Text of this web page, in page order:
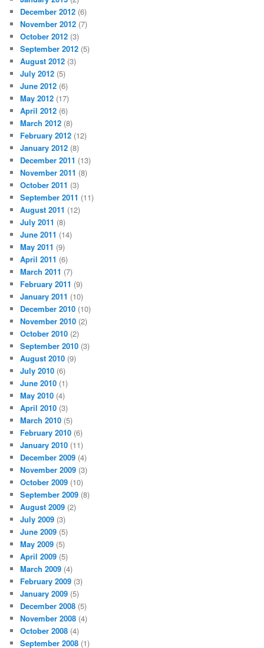
December 2012 (6)
November 2012 (7)
October 2012 (3)
September 2012 (5)
August 2012 (3)
July 2012 (5)
June 2012 (6)
May 2012 (17)
April 2012 (6)
March 2012 (8)
February 2012 (12)
January 2012 (8)
December 2011 (13)
November 2011 (8)
October 2011 (3)
September 2011 (11)
August 2011 (12)
July 2011 (8)
June 2011 (14)
May 2011 (9)
April 2011 (6)
March 2011 (7)
February 2011 (9)
January 2011 (10)
December 2010 (10)
November 2010 (2)
October 2010 (2)
September 2010 (3)
August 2010 (9)
July 2010 (6)
June 2010 (1)
May 2010 (4)
April 2010 (3)
March 2010 (5)
February 2010 (6)
January 2010 (11)
December 2009 (4)
November 2009 (3)
October 2009 (10)
September 2009 (8)
August 2009 (2)
July 2009 (3)
June 2009 (5)
May 2009 (5)
April 2009 (5)
March 2009 (4)
February 2009 (3)
January 2009 (5)
December 2008 (5)
November 2008 (4)
October 2008 (4)
September 2008 (1)